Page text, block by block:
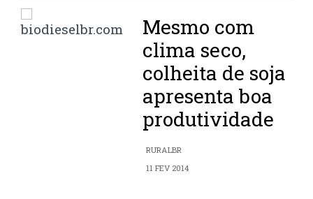
Mesmo com
clima seco,
colheita de soja
apresenta boa
produtividade
RURALBR
11 FEV 2014